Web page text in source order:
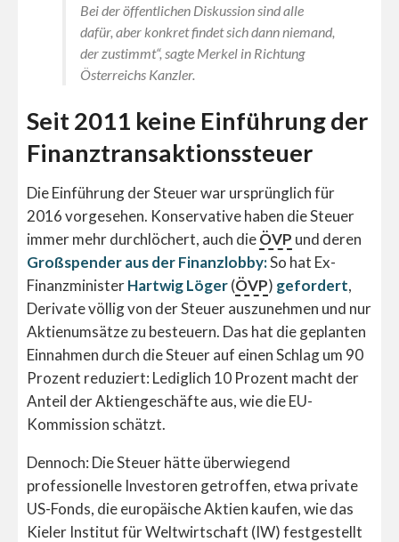
Bei der öffentlichen Diskussion sind alle
dafür, aber konkret findet sich dann niemand,
der zustimmt“, sagte Merkel in Richtung
Österreichs Kanzler.
Seit 2011 keine Einführung der
Finanztransaktionssteuer
Die Einführung der Steuer war ursprünglich für
2016 vorgesehen. Konservative haben die Steuer
immer mehr durchlöchert, auch dieÖVP und deren
Großspender aus der Finanzlobby:So hat Ex-
FinanzministerHartwig Löger(ÖVP) gefordert,
Derivate völlig von der Steuer auszunehmen und nur
Aktienumsätze zu besteuern. Das hat die geplanten
Einnahmen durch die Steuer auf einen Schlag um 90
Prozent reduziert: Lediglich 10 Prozent macht der
Anteil der Aktiengeschäfte aus, wie die EU-
Kommission schätzt.
Dennoch: Die Steuer hätte überwiegend
professionelle Investoren getroffen, etwa private
US-Fonds, die europäische Aktien kaufen, wie das
Kieler Institut für Weltwirtschaft (IW) festgestellt